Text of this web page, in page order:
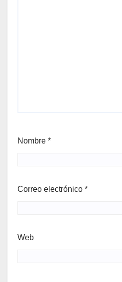
Nombre *
Correo electrónico *
Web